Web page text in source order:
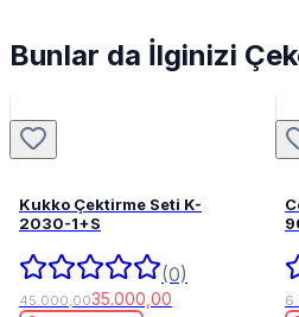
Bunlar da İlginizi
Kukko Çektirme Seti K-
2030-1+S
(0)
45.000,0035.000,00